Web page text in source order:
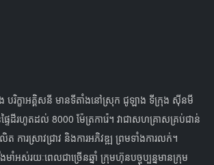
ក្ខាអគ្គិសនី មានទីតាំងនៅស្រុក ជូឡាង ទីក្រុង ស៊ីនមី
ៃដីរហូតដល់ 8000 ម៉ែត្រការ៉េ។ វាជាសហគ្រាសគ្រប់ជាន់
ការស្រាវជ្រាវ និងការអភិវឌ្ឍ ព្រមទាំងការលក់។
មាំអស់រយៈពេលជាច្រើនឆ្នាំ ក្រុមហ៊ុនបច្ចុប្បន្នមានក្រុម